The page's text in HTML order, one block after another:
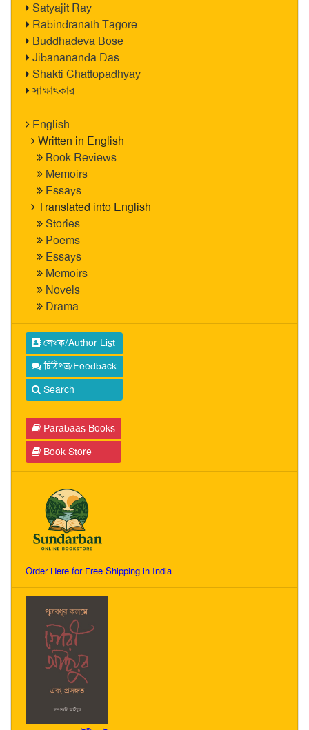
Satyajit Ray
Rabindranath Tagore
Buddhadeva Bose
Jibanananda Das
Shakti Chattopadhyay
সাক্ষাৎকার
English
Written in English
Book Reviews
Memoirs
Essays
Translated into English
Stories
Poems
Essays
Memoirs
Novels
Drama
লেখক/Author List
চিঠিপত্র/Feedback
Search
Parabaas Books
Book Store
Order Here for Free Shipping in India